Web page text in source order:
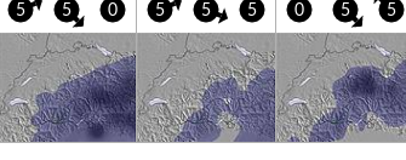
5 5 0 5 5 5 0 5 5